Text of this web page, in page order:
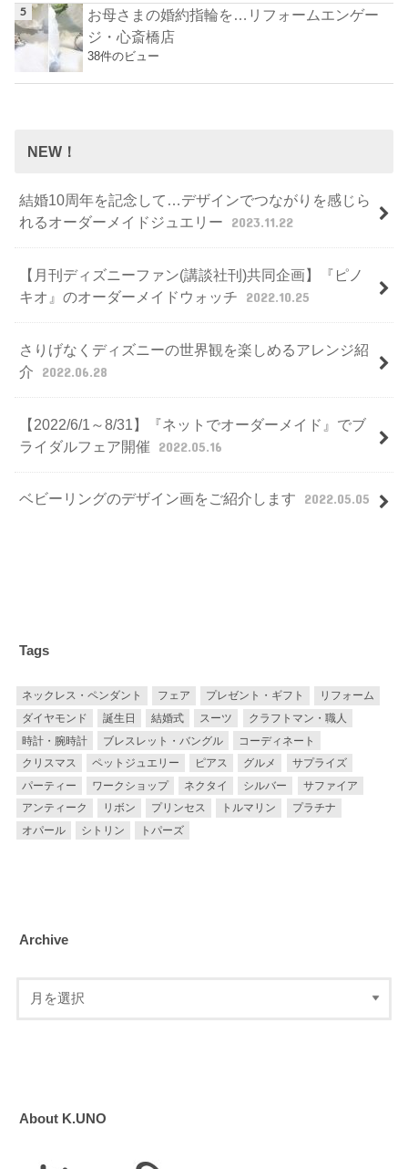
お母さまの婚約指輪を…リフォームエンゲー
ジ・心斎橋店
38件のビュー
NEW！
結婚10周年を記念して…デザインでつながりを感じら
れるオーダーメイドジュエリー
2023.11.22
【月刊ディズニーファン(講談社刊)共同企画】『ピノ
キオ』のオーダーメイドウォッチ
2022.10.25
さりげなくディズニーの世界観を楽しめるアレンジ紹
介
2022.06.28
【2022/6/1～8/31】『ネットでオーダーメイド』でブ
ライダルフェア開催
2022.05.16
ベビーリングのデザイン画をご紹介します 2022.05.05
Tags
ネックレス・ペンダント フェア プレゼント・ギフト
リフォーム
ダイヤモンド
誕生日 結婚式 スーツ
クラフトマン・職人
時計・腕時計
ブレスレット・バングル
コーディネート
クリスマス
ペットジュエリー ピアス グルメ
サプライズ
パーティー
ワークショップ ネクタイ シルバー
サファイア
アンティーク
リボン プリンセス トルマリン
プラチナ
オパール
シトリン トパーズ
Archive
About K.UNO